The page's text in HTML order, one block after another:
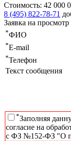
Стоимость: 42 000
8 (495) 822-78-71
Заявка на просмотр
*ФИО
*E-mail
*Телефон
Текст сообщения
*Заполняя
согласие на
с ФЗ №152-ФЗ "О